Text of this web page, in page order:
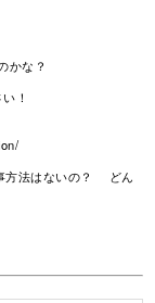
かな？
！
方法はないの？ どん